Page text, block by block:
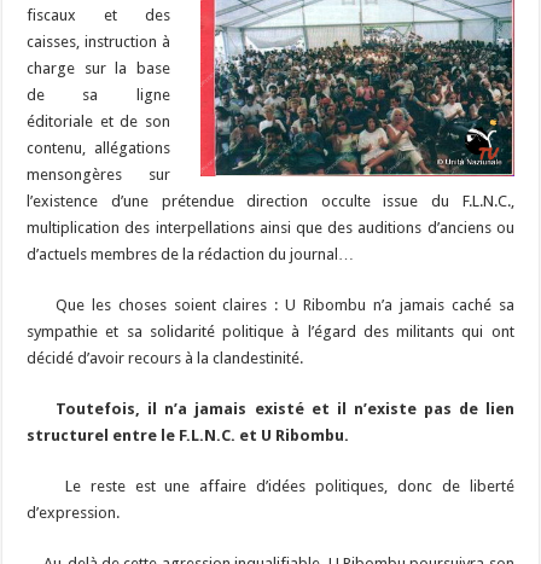
fiscaux et des
caisses, instruction à
charge sur la base
de sa ligne
éditoriale et de son
contenu, allégations
mensongères sur
l’existence d’une prétendue direction occulte issue du F.L.N.C.,
multiplication des interpellations ainsi que des auditions d’anciens ou
d’actuels membres de la rédaction du journal…
Que les choses soient claires : U Ribombu n’a jamais caché sa
sympathie et sa solidarité politique à l’égard des militants qui ont
décidé d’avoir recours à la clandestinité.
Toutefois, il n’a jamais existé et il n’existe pas de lien
structurel entre le F.L.N.C. et U Ribombu.
Le reste est une affaire d’idées politiques, donc de liberté
d’expression.